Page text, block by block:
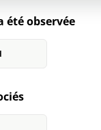
été observée